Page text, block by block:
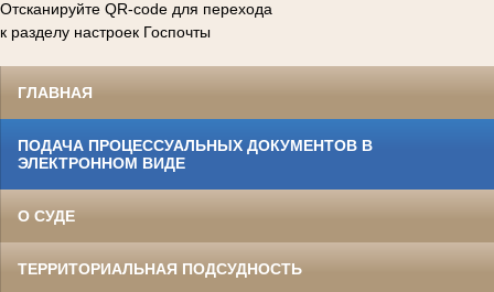
Отсканируйте QR-code для перехода
к разделу настроек Госпочты
ГЛАВНАЯ
ПОДАЧА ПРОЦЕССУАЛЬНЫХ ДОКУМЕНТОВ В
ЭЛЕКТРОННОМ ВИДЕ
О СУДЕ
ТЕРРИТОРИАЛЬНАЯ ПОДСУДНОСТЬ